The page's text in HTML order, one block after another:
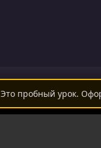
Это пробный урок.